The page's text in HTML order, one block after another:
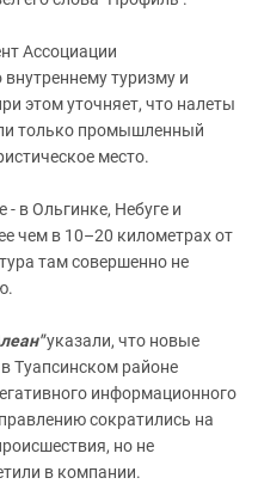
Ассоциации
туризму и
этом уточняет, что налеты
только промышленный
место.
в Ольгинке, Небуге и
чем в 10–20 километрах от
там совершенно не
указали, что новые
Туапсинском районе
информационного
сократились на
но не
в компании.